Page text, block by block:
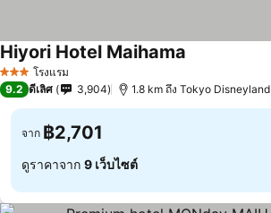
3 ดาว โรงแรม
Hiyori Hotel Maihama
9.2 ดีเลิศ 3,904 1.8 km ถึง Tokyo Disneyland
จาก ฿2,701
ดูราคาจาก 9 เว็บไซต์